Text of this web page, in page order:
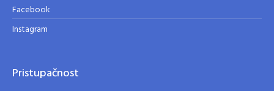
Facebook
Instagram
Pristupačnost